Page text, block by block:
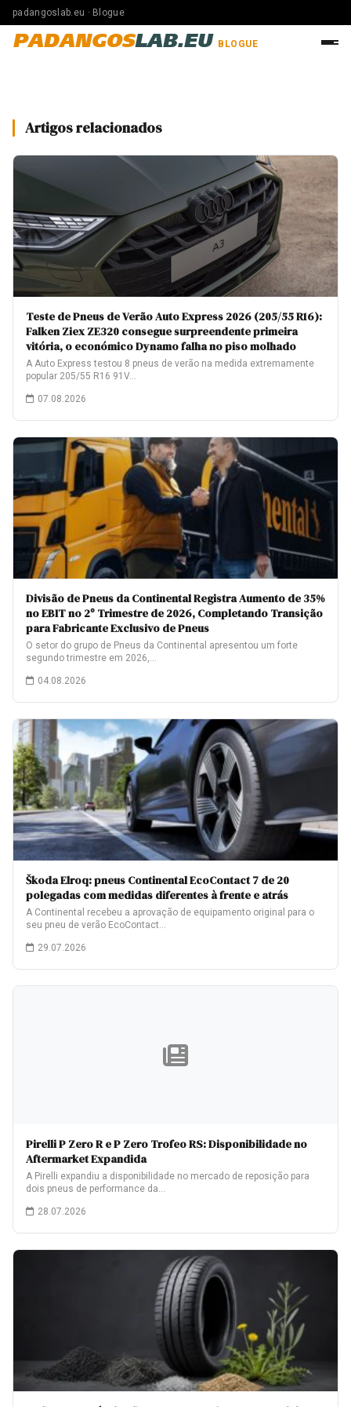
padangoslab.eu · Blogue
PADANGOSLAB.EU BLOGUE
Artigos relacionados
Teste de Pneus de Verão Auto Express 2026 (205/55 R16):
Falken Ziex ZE320 consegue surpreendente primeira
vitória, o económico Dynamo falha no piso molhado
A Auto Express testou 8 pneus de verão na medida extremamente
popular 205/55 R16 91V…
07.08.2026
Divisão de Pneus da Continental Registra Aumento de 35%
no EBIT no 2º Trimestre de 2026, Completando Transição
para Fabricante Exclusivo de Pneus
O setor do grupo de Pneus da Continental apresentou um forte
segundo trimestre em 2026,…
04.08.2026
Škoda Elroq: pneus Continental EcoContact 7 de 20
polegadas com medidas diferentes à frente e atrás
A Continental recebeu a aprovação de equipamento original para o
seu pneu de verão EcoContact…
29.07.2026
Pirelli P Zero R e P Zero Trofeo RS: Disponibilidade no
Aftermarket Expandida
A Pirelli expandiu a disponibilidade no mercado de reposição para
dois pneus de performance da…
28.07.2026